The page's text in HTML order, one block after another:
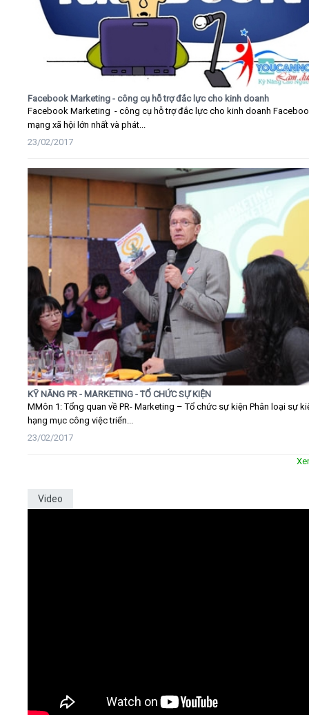
Facebook Marketing - công cụ hỗ trợ đắc lực cho kinh doanh
Facebook Marketing - công cụ hỗ trợ đắc lực cho kinh doanh
mạng xã hội lớn nhất và phát...
23/02/2017
KỸ NĂNG PR - MARKETING - TỔ CHỨC SỰ KIỆN
MMôn 1: Tổng quan về PR- Marketing – Tổ chức sự kiện Phân loại sự
hạng mục công việc triển...
23/02/2017
Video